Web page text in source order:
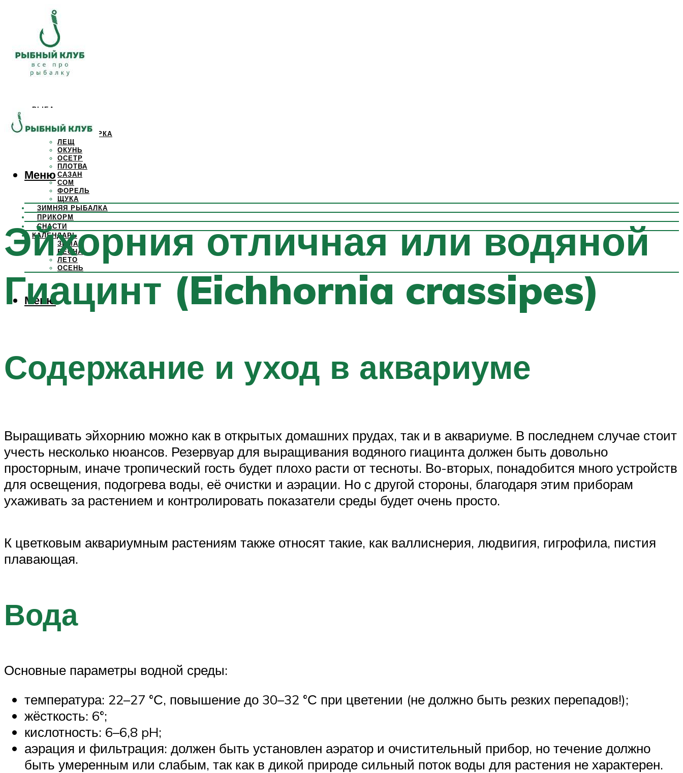
РЫБА
КАРП
КРАСНОПЕРКА
ЛЕЩ
ОКУНЬ
ОСЕТР
ПЛОТВА
САЗАН
СОМ
ФОРЕЛЬ
ЩУКА
ЗИМНЯЯ РЫБАЛКА
ПРИКОРМ
СНАСТИ
КАЛЕНДАРЬ
ЗИМА
ВЕСНА
ЛЕТО
ОСЕНЬ
Меню
Меню
Эйхорния отличная или водяной
Гиацинт (Eichhornia crassipes)
Содержание и уход в аквариуме
Выращивать эйхорнию можно как в открытых домашних прудах, так и в аквариуме. В последнем случае стоит
учесть несколько нюансов. Резервуар для выращивания водяного гиацинта должен быть довольно
просторным, иначе тропический гость будет плохо расти от тесноты. Во-вторых, понадобится много устройств
для освещения, подогрева воды, её очистки и аэрации. Но с другой стороны, благодаря этим приборам
ухаживать за растением и контролировать показатели среды будет очень просто.
К цветковым аквариумным растениям также относят такие, как валлиснерия, людвигия, гигрофила, пистия
плавающая.
Вода
Основные параметры водной среды:
температура: 22–27 °С, повышение до 30–32 °С при цветении (не должно быть резких перепадов!);
жёсткость: 6°;
кислотность: 6–6,8 pH;
аэрация и фильтрация: должен быть установлен аэратор и очистительный прибор, но течение должно
быть умеренным или слабым, так как в дикой природе сильный поток воды для растения не характерен.